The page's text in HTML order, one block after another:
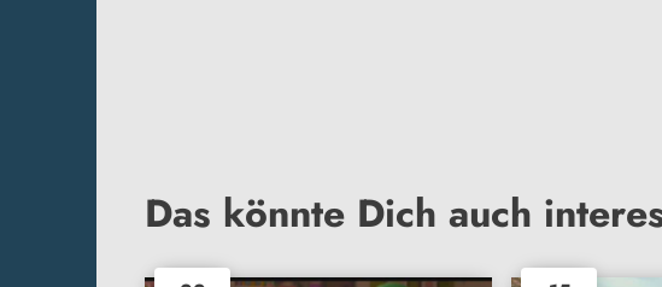
Das könnte Dich auch